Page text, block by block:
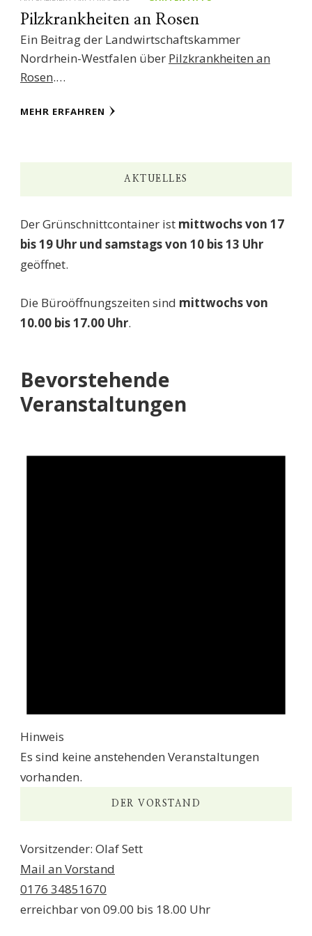
Pilzkrankheiten an Rosen
Ein Beitrag der Landwirtschaftskammer
Nordrhein-Westfalen über Pilzkrankheiten an
Rosen.…
MEHR ERFAHREN
AKTUELLES
Der Grünschnittcontainer ist mittwochs von 17
bis 19 Uhr und samstags von 10 bis 13 Uhr
geöffnet.
Die Büroöffnungszeiten sind mittwochs von
10.00 bis 17.00 Uhr.
Bevorstehende
Veranstaltungen
Hinweis
Es sind keine anstehenden Veranstaltungen
vorhanden.
DER VORSTAND
Vorsitzender: Olaf Sett
Mail an Vorstand
0176 34851670
erreichbar von 09.00 bis 18.00 Uhr